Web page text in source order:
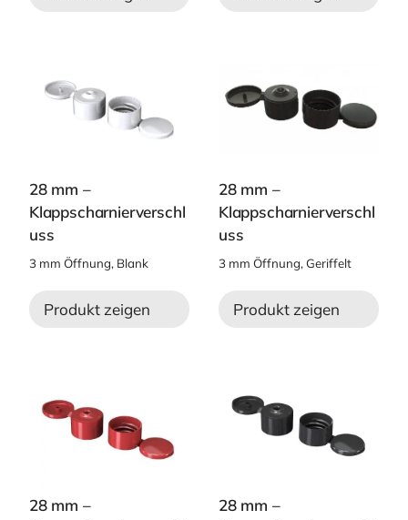
28 mm –
Klappscharnierverschl
uss
3 mm Öffnung, Blank
Produkt zeigen
28 mm –
Klappscharnierverschl
uss
3 mm Öffnung, Geriffelt
Produkt zeigen
28 mm –
28 mm –